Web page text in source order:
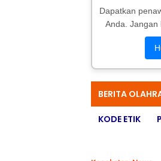
Dapatkan
Anda. Jangan
BERITA
KODE ETIK